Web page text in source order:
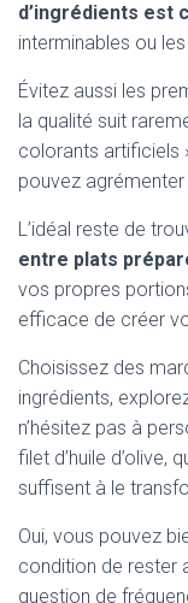
d’ingrédients est
interminables ou
Évitez aussi les
la qualité suit
colorants artificiels
pouvez agrémenter
L’idéal reste de
entre plats
vos propres
efficace de créer
Choisissez des
ingrédients,
n’hésitez pas à
filet d’huile d’olive,
suffisent à le
Oui, vous pouvez
condition de rester
question de